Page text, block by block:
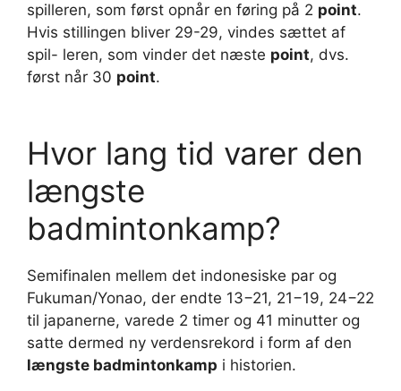
spilleren, som først opnår en føring på 2 point.
Hvis stillingen bliver 29-29, vindes sættet af
spil- leren, som vinder det næste point, dvs.
først når 30 point.
Hvor lang tid varer den
længste
badmintonkamp?
Semifinalen mellem det indonesiske par og
Fukuman/Yonao, der endte 13−21, 21−19, 24−22
til japanerne, varede 2 timer og 41 minutter og
satte dermed ny verdensrekord i form af den
længste badmintonkamp i historien.